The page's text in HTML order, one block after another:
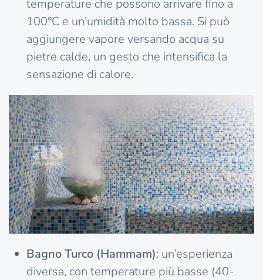
temperature che possono arrivare fino a
100°C e un’umidità molto bassa. Si può
aggiungere vapore versando acqua su
pietre calde, un gesto che intensifica la
sensazione di calore.
Bagno Turco (Hammam): un’esperienza
diversa, con temperature più basse (40-